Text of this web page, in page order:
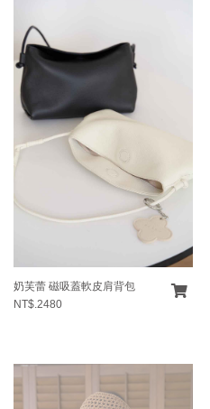
奶芙蕾 磁吸蓋軟皮肩背包
NT$.2480